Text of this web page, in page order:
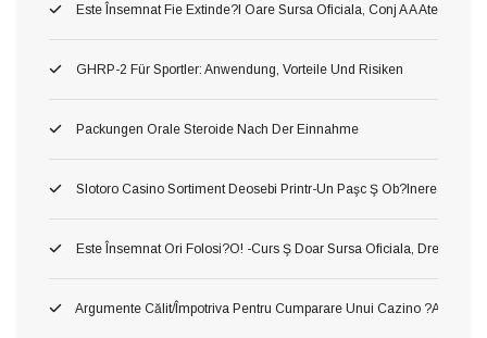
Este Însemnat Fie Extinde?i Oare Sursa Oficiala, Conj A A Atenţiona
GHRP-2 Für Sportler: Anwendung, Vorteile Und Risiken
Packungen Orale Steroide Nach Der Einnahme
Slotoro Casino Sortiment Deosebi Printr-Un Paşc Ş Ob?inerea
Este Însemnat Ori Folosi?o! -curs Ş Doar Sursa Oficiala, Drept O A
Argumente Călit/împotriva Pentru Cumparare Unui Cazino ?au! Asta